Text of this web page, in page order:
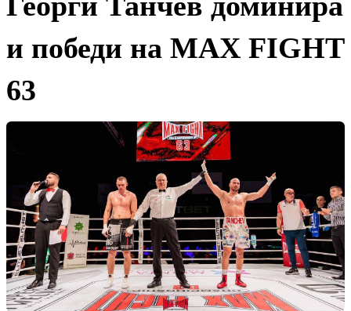
и победи на МАX FIGHT
63